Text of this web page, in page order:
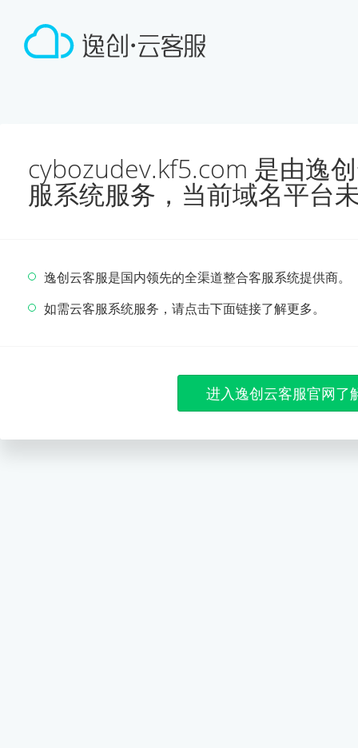
cybozudev.kf5.com 是由逸
服系统服务，当前域名平台
逸创云客服是国内领先的全渠道整合客服系统提供商。
如需云客服系统服务，请点击下面链接了解更多。
进入逸创云客服官网了